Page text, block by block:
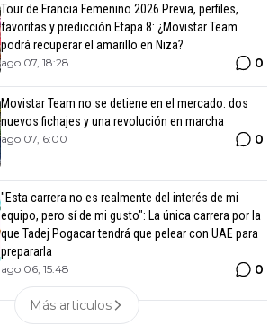
Tour de Francia Femenino 2026 Previa, perfiles,
favoritas y predicción Etapa 8: ¿Movistar Team
podrá recuperar el amarillo en Niza?
ago 07, 18:28 0
Movistar Team no se detiene en el mercado: dos
nuevos fichajes y una revolución en marcha
ago 07, 6:00 0
"Esta carrera no es realmente del interés de mi
equipo, pero sí de mi gusto": La única carrera por la
que Tadej Pogacar tendrá que pelear con UAE para
prepararla
ago 06, 15:48 0
Más articulos